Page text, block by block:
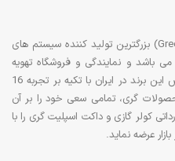
شرکت گری (Gree Electric Appliances Inc) بزرگترین تولید کننده سیستم های
باشد و نمایندگی و فروشگاه تهویه
مطبوع گری ایران به عنوان نماینده فروش این برند در ایران با تکیه بر تجربه 16
گری، تمامی سعی خود را بر آن
کولر گازی و داکت اسپلیت گری را با
عرضه نماید.